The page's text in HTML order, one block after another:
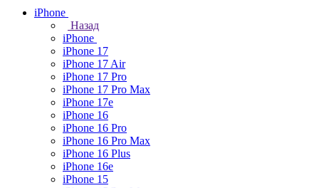
iPhone
Назад
iPhone
iPhone 17
iPhone 17 Air
iPhone 17 Pro
iPhone 17 Pro Max
iPhone 17e
iPhone 16
iPhone 16 Pro
iPhone 16 Pro Max
iPhone 16 Plus
iPhone 16e
iPhone 15